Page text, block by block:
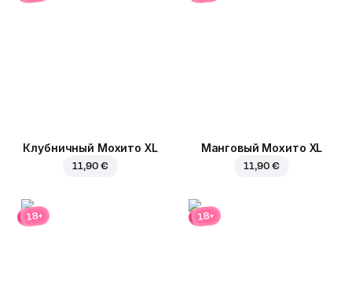
Клубничный Мохито XL
11,90 €
Манговый Мохито XL
11,90 €
18+ 18+